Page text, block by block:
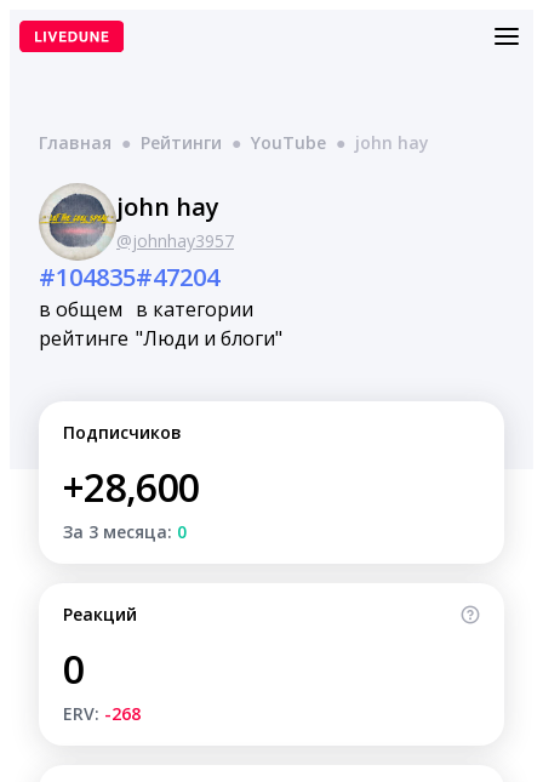
Перейти
Главная ● Рейтинги ● YouTube ● john hay
john hay
@johnhay3957
#104835
в общем
рейтинге
#47204
в категории
"Люди и блоги"
Подписчиков
+28,600
За 3 месяца: 0
Реакций
0
ERV: -268